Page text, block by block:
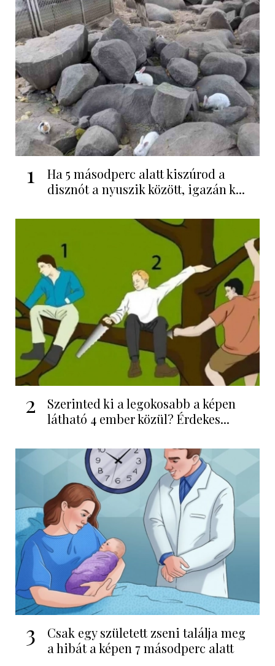
1
Ha 5 másodperc alatt kiszúrod a
disznót a nyuszik között, igazán k...
2
Szerinted ki a legokosabb a képen
látható 4 ember közül? Érdekes...
3
Csak egy született zseni találja meg
a hibát a képen 7 másodperc alatt